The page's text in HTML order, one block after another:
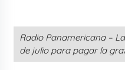
Radio Panamericana –
de julio para pagar la